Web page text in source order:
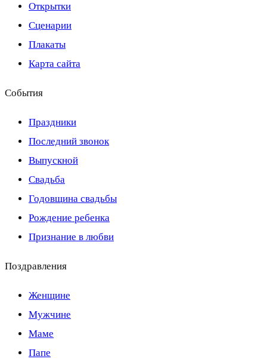
Открытки
Сценарии
Плакаты
Карта сайта
События
Праздники
Последний звонок
Выпускной
Свадьба
Годовщина свадьбы
Рождение ребенка
Признание в любви
Поздравления
Женщине
Мужчине
Маме
Папе